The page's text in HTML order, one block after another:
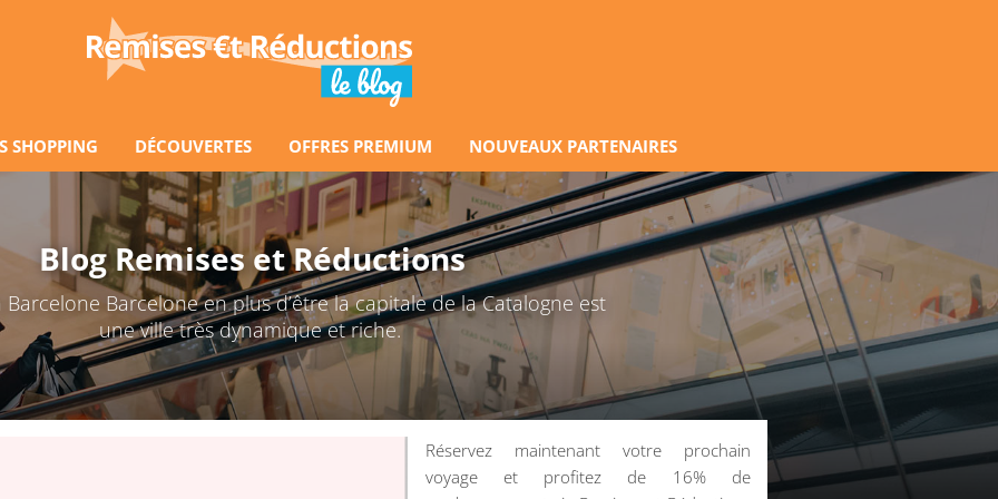
SHOPPING DÉCOUVERTES OFFRES PREMIUM NOUVEAUX PARTENAIRES
Blog Remises et Réductions
Barcelone Barcelone en plus d’être la capitale de la Catalogne est
une ville très dynamique et riche.
Réservez maintenant votre prochain
voyage et profitez de 16% de